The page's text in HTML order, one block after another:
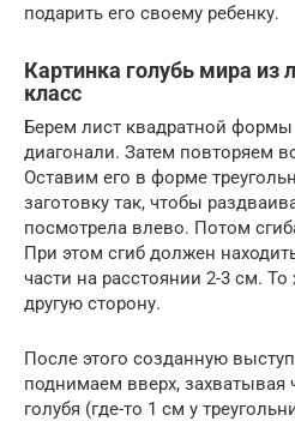
подарить его своему ребенку.
Картинка голубь мира из
класс
Берем лист квадратной
диагонали. Затем повторяем
Оставим его в форме
заготовку так, чтобы
посмотрела влево. Потом
При этом сгиб должен
части на расстоянии 2-3 см.
другую сторону.
После этого созданную
поднимаем вверх, захватывая
голубя (где-то 1 см у